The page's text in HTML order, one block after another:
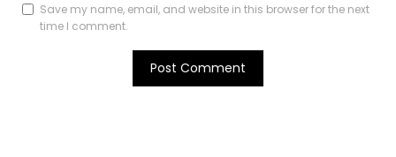
Save my name, email, and website in this browser for the next
time I comment.